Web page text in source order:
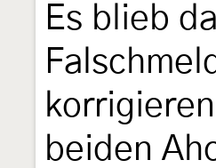
Es blieb
beiden